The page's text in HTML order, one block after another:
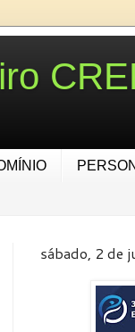
sábado, 2 de